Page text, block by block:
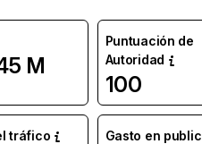
M
Puntuación de
Autoridad
100
tráfico Gasto en